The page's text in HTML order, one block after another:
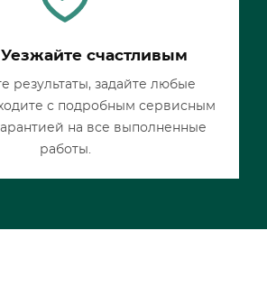
счастливым
результаты, задайте любые
с подробным сервисным
на все выполненные
работы.